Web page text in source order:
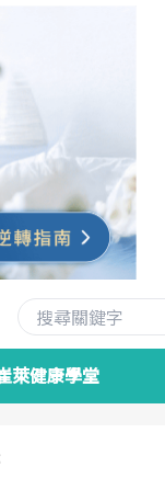
萊健康學堂